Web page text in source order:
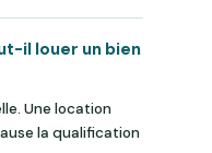
il louer un bien
Une location
la qualification